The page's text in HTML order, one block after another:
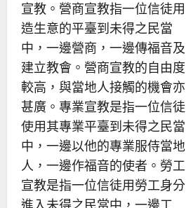
宣教。營商宣教指一位信徒用
造生意的平臺到未得之民當
中，一邊營商，一邊傳福音及
建立教會。營商宣教的自由度
較高，與當地人接觸的機會亦
甚廣。專業宣教是指一位信徒
使用其專業平臺到未得之民當
中，一邊以他的專業服侍當地
人，一邊作福音的使者。勞工
宣教是指一位信徒用勞工身分